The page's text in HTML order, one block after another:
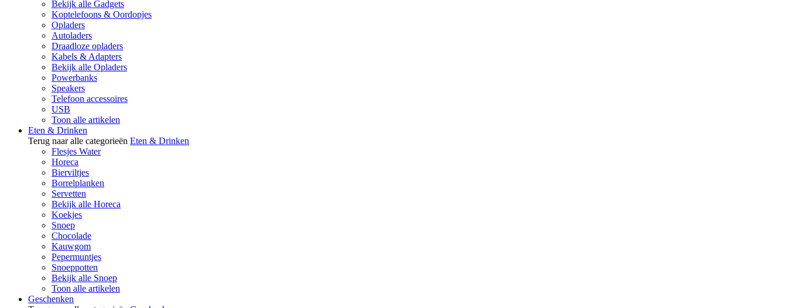
Bekijk alle Gadgets
Koptelefoons & Oordopjes
Opladers
Autoladers
Draadloze opladers
Kabels & Adapters
Bekijk alle Opladers
Powerbanks
Speakers
Telefoon accessoires
USB
Toon alle artikelen
Eten & Drinken
Terug naar alle categorieën Eten & Drinken
Flesjes Water
Horeca
Bierviltjes
Borrelplanken
Servetten
Bekijk alle Horeca
Koekjes
Snoep
Chocolade
Kauwgom
Pepermuntjes
Snoeppotten
Bekijk alle Snoep
Toon alle artikelen
Geschenken